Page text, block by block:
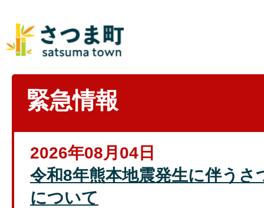
緊急情報
2026年08月04日
令和8年熊本地震発生に伴うさ
について